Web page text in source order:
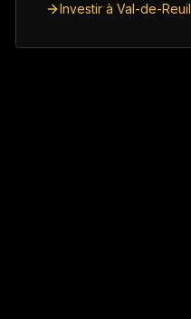
Investir à Val-de-Reuil